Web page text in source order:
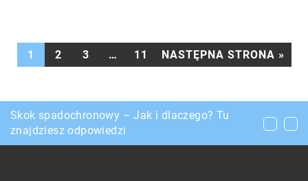
1 2 3 … 11 NASTĘPNA STRONA »
Skok spadochronowy – Jak i dlaczego? Tu
znajdziesz odpowiedzi
Dlaczego warto się zdecydować na kupno mebli
tapicerowanych?
Z czyjej pomocy skorzystać, aby zostały
zrobione zdjęcia pracownikom firmy?